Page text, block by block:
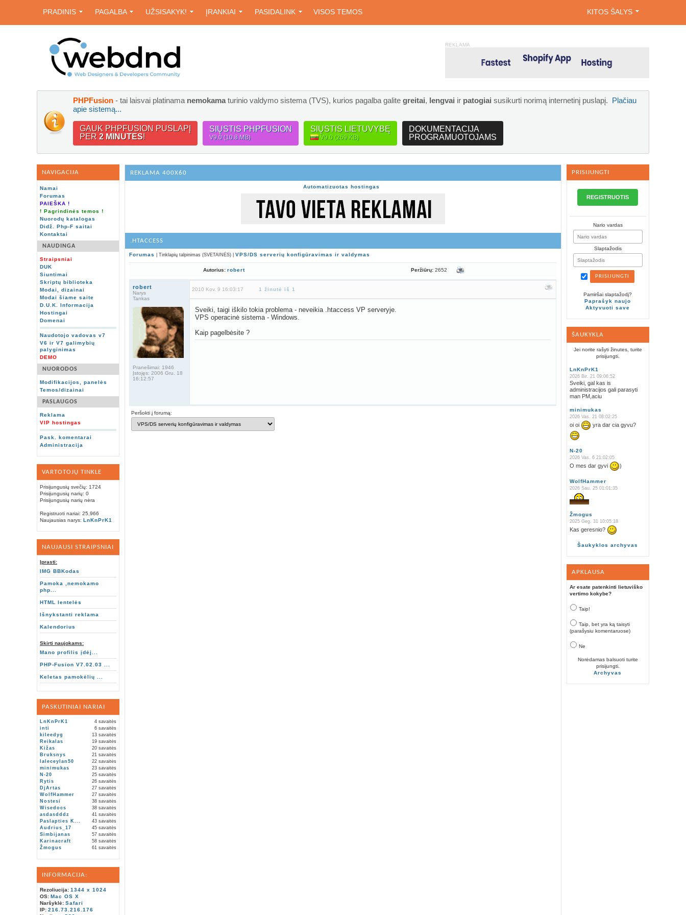
PRADINIS PAGALBA UŽSISAKYK! ĮRANKIAI PASIDALINK VISOS TEMOS KITOS ŠALYS
REKLAMA
PHPFusion - tai laisvai platinama nemokama turinio valdymo sistema (TVS), kurios pagalba galite greitai, lengvai ir patogiai susikurti norimą internetinį puslapį. Plačiau
apie sistemą...
GAUK PHPFUSION PUSLAPĮ
PER 2 MINUTES!
SIŲSTIS PHPFUSION
V9.0 (10.8 MB)
SIŲSTIS LIETUVYBĘ
V9.0 (269 KB)
DOKUMENTACIJA
PROGRAMUOTOJAMS
NAVIGACIJA
Namai
Forumas
PAIEŠKA !
! Pagrindinės temos !
Nuorodų katalogas
Didž. Php-F saitai
Kontaktai
NAUDINGA
Straipsniai
DUK
Siuntimai
Skriptų biblioteka
Modai, dizainai
Modai šiame saite
D.U.K. Informacija
Hostingai
Domenai
Naudotojo vadovas v7
V6 ir V7 galimybių
palyginimas
DEMO
NUORODOS
Modifikacijos, panelės
Temos/dizainai
PASLAUGOS
Reklama
VIP hostingas
Pask. komentarai
Administracija
VARTOTOJŲ TINKLE
Prisijungusių svečių: 1724
Prisijungusių narių: 0
Prisijungusių narių nėra
Registruoti nariai: 25,966
Naujausias narys: LnKnPrK1
NAUJAUSI STRAIPSNIAI
Įprasti:
IMG BBKodas
Pamoka ,nemokamo
php...
HTML lentelės
Išnykstanti reklama
Kalendorius
Skirti naujokams:
Mano profilis įdėj...
PHP-Fusion V7.02.03 ...
Keletas pamokėlių ...
PASKUTINIAI NARIAI
LnKnPrK1
4 savaitės
inti
6 savaitės
kileedyg
13 savaitės
Reikalas
19 savaitės
Kižas
20 savaitės
Bruksnys
21 savaitės
laleceylan50
22 savaitės
minimukas
23 savaitės
N-20
25 savaitės
Rytis
26 savaitės
DjArtas
27 savaitės
WolfHammer
27 savaitės
Nostesi
38 savaitės
Wisedocs
38 savaitės
asdasdddz
41 savaitės
Paslapties K...
43 savaitės
Audrius_17
45 savaitės
Simbijanas
57 savaitės
Karinacraft
58 savaitės
Žmogus
61 savaitės
INFORMACIJA:
Rezoliucija: 1344 x 1024
OS: Mac OS X
Naršyklė: Safari
IP: 216.73.216.176
PRISIJUNGTI
REGISTRUOTIS
Nario vardas
Slaptažodis
Pamiršai slaptažodį?
Paprašyk naujo
Aktyvuoti save
ŠAUKYKLA
Jei norite rašyti žinutes, turite
prisijungti.
LnKnPrK1
2026 Bir. 21 09:06:52
Sveiki, gal kas is
administracijos gali parasyti
man PM,aciu
minimukas
2026 Vas. 21 08:02:25
oi oi yra dar cia gyvu?
N-20
2026 Vas. 6 21:02:05
O mes dar gyvi )
WolfHammer
2026 Sau. 25 01:01:35
Žmogus
2025 Geg. 31 10:05:18
Kas geresnio?
Šaukyklos archyvas
APKLAUSA
Ar esate patenkinti lietuviško
vertimo kokybe?
Taip!
Taip, bet yra ką taisyti
(parašysiu komentaruose)
Ne
Norėdamas balsuoti turite
prisijungti.
Archyvas
REKLAMA 400X60
Automatizuotas hostingas
.HTACCESS
Forumas | Tinklapių talpinimas (SVETAINĖS) |VPS/DS serverių konfigūravimas ir valdymas
Autorius: robert Peržiūrų: 2652
robert
Narys
Tankas
Pranešimai: 1946
Įstojęs: 2006 Gru. 18
16:12:57
2010 Kov. 9 16:03:17 1 žinutė iš 1
Sveiki, taigi iškilo tokia problema - neveikia .htaccess VP serveryje.
VPS operacinė sistema - Windows.
Kaip pagelbėsite ?
Peršokti į forumą: